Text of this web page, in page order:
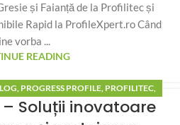
și Faianță de la Profilitec și
Rapid la ProfileXpert.ro Când
vorba ...
READING
, PROGRESS PROFILE, PROFILITEC,
DESIGN TRENDS
Soluții inovatoare